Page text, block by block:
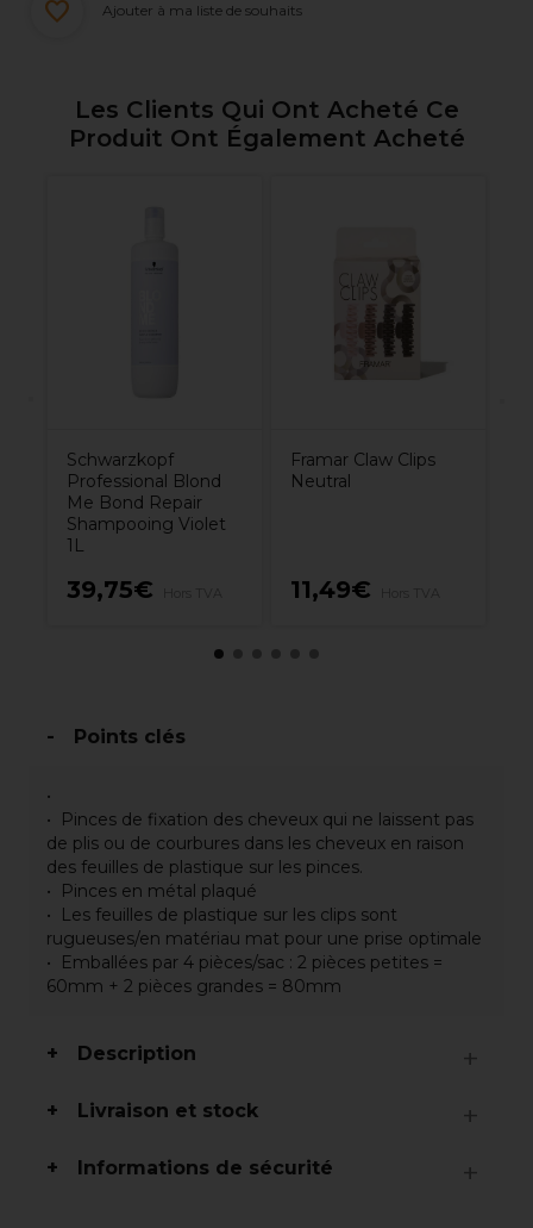
Ajouter à ma liste de souhaits
Les Clients Qui Ont Acheté Ce
Produit Ont Également Acheté
Schwarzkopf
Professional Blond
Me Bond Repair
Shampooing Violet
1L
39,75€
Framar Claw Clips
Neutral
11,49€
Points clés
Pinces de fixation des cheveux qui ne laissent pas
de plis ou de courbures dans les cheveux en raison
des feuilles de plastique sur les pinces.
Pinces en métal plaqué
Les feuilles de plastique sur les clips sont
rugueuses/en matériau mat pour une prise optimale
Emballées par 4 pièces/sac : 2 pièces petites =
60mm + 2 pièces grandes = 80mm
Description
Livraison et stock
Informations de sécurité